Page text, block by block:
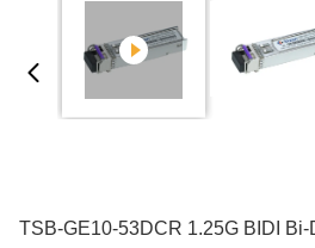
TSB-GE10-53DCR 1.25G BIDI